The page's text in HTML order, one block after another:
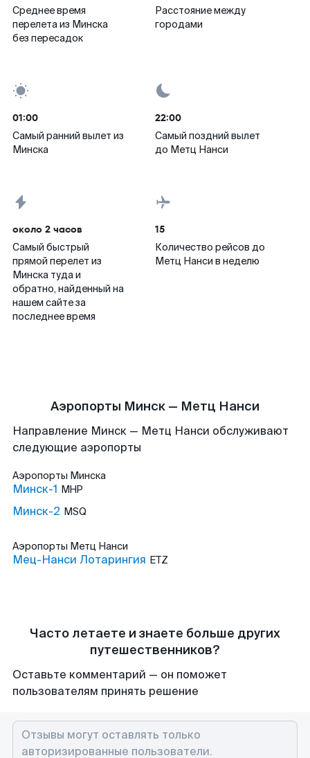
Среднее время
перелета из Минска
без пересадок
Расстояние между
городами
01:00
Самый ранний вылет из
Минска
22:00
Самый поздний вылет
до Метц Нанси
около 2 часов
Самый быстрый
прямой перелет из
Минска туда и
обратно, найденный на
нашем сайте за
последнее время
15
Количество рейсов до
Метц Нанси в неделю
Аэропорты Минск — Метц Нанси
Направление Минск — Метц Нанси обслуживают
следующие аэропорты
Аэропорты Минска
Минск-1 MHP
Минск-2 MSQ
Аэропорты Метц Нанси
Мец-Нанси Лотарингия ETZ
Часто летаете и знаете больше других
путешественников?
Оставьте комментарий — он поможет
пользователям принять решение